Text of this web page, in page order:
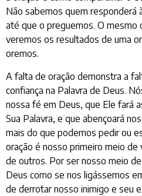
Não sabemos quem responderá
até que o preguemos. O mesmo
veremos os resultados de uma
oremos.
A falta de oração demonstra a
confiança na Palavra de Deus.
nossa fé em Deus, que Ele fará
Sua Palavra, e que abençoará
mais do que podemos pedir ou
oração é nosso primeiro meio de
de outros. Por ser nosso meio
Deus como se nos ligássemos
de derrotar nosso inimigo e seu